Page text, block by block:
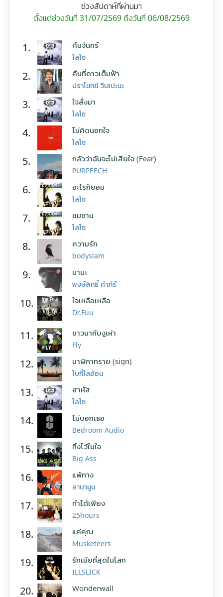
ช่วงสัปดาห์ที่ผ่านมา
ตั้งแต่ช่วงวันที่ 31/07/2569 ถึงวันที่ 06/08/2569
1. คืนจันทร์
โลโซ
2. คืนที่ดาวเต็มฟ้า
ปราโมทย์ วิเลปะนะ
3. ใจสั่งมา
โลโซ
4. ไม่คิดนอกใจ
โลโซ
5. กลัวว่าฉันจะไม่เสียใจ (Fear)
PURPEECH
6. อะไรก็ยอม
โลโซ
7. ซมซาน
โลโซ
8. ความรัก
bodyslam
9. มานะ
พงษ์สิทธิ์ คำภีร์
10. ใจเหลือเหลือ
Dr.Fuu
11. ชาวนากับงูเห่า
Fly
12. นาฬิกาทราย (sign)
โบกี้ไลอ้อน
13. สาหัส
โลโซ
14. ไม่บอกเธอ
Bedroom Audio
15. ทิ้งไว้ในใจ
Big Ass
16. แพ้ทาง
ลาบานูน
17. ทำได้เพียง
25hours
18. แค่คุณ
Musketeers
19. รักเมียที่สุดในโลก
ILLSLICK
20. Wonderwall